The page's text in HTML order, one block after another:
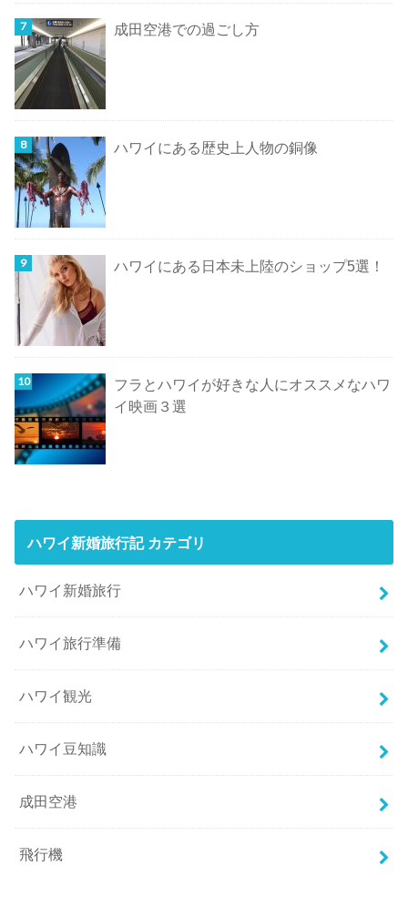
成田空港での過ごし方
ハワイにある歴史上人物の銅像
ハワイにある日本未上陸のショップ5選！
フラとハワイが好きな人にオススメなハワ
イ映画３選
ハワイ新婚旅行記 カテゴリ
ハワイ新婚旅行
ハワイ旅行準備
ハワイ観光
ハワイ豆知識
成田空港
飛行機